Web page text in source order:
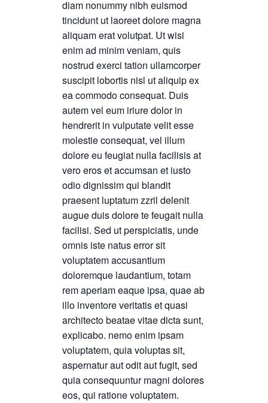
diam nonummy nibh euismod
tincidunt ut laoreet dolore magna
aliquam erat volutpat. Ut wisi
enim ad minim veniam, quis
nostrud exerci tation ullamcorper
suscipit lobortis nisl ut aliquip ex
ea commodo consequat. Duis
autem vel eum iriure dolor in
hendrerit in vulputate velit esse
molestie consequat, vel illum
dolore eu feugiat nulla facilisis at
vero eros et accumsan et iusto
odio dignissim qui blandit
praesent luptatum zzril delenit
augue duis dolore te feugait nulla
facilisi. Sed ut perspiciatis, unde
omnis iste natus error sit
voluptatem accusantium
doloremque laudantium, totam
rem aperiam eaque ipsa, quae ab
illo inventore veritatis et quasi
architecto beatae vitae dicta sunt,
explicabo. nemo enim ipsam
voluptatem, quia voluptas sit,
aspernatur aut odit aut fugit, sed
quia consequuntur magni dolores
eos, qui ratione voluptatem.